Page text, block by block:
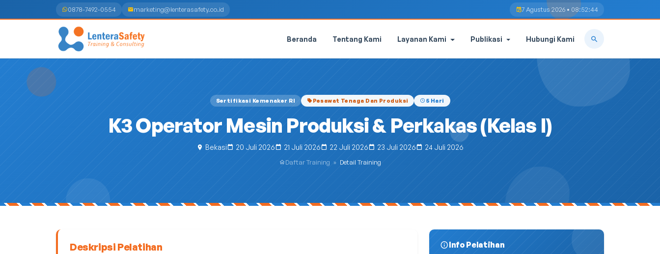
0878-7492-0554 marketing@lenterasafety.co.id 7 Agustus 2026 • 08:52:45
Beranda Tentang Kami Layanan Kami Publikasi Hubungi Kami
Sertifikasi Kemenaker RI Pesawat Tenaga Dan Produksi 5 Hari
K3 Operator Mesin Produksi & Perkakas (Kelas I)
Bekasi 20 Juli 2026 21 Juli 2026 22 Juli 2026 23 Juli 2026 24 Juli 2026
Daftar Training » Detail Training
Deskripsi Pelatihan Info Pelatihan